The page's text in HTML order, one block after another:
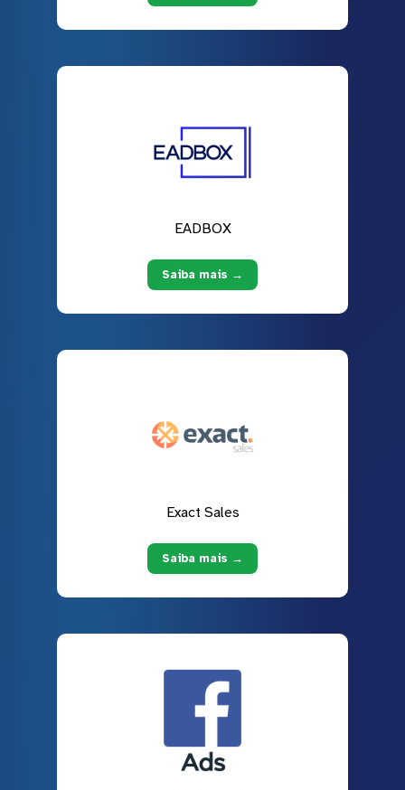
EADBOX
Saiba mais →
Exact Sales
Saiba mais →